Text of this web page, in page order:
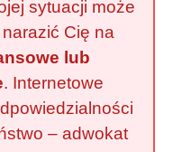
sytuacji może
Cię na
lub
. Internetowe
– adwokat